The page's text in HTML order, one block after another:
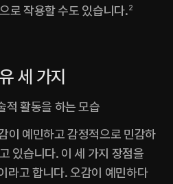
로 작용할 수도 있습니다.2
세 가지
이 예민하고 감정적으로 민감하
있습니다. 이 세 가지 장점을
라고 합니다. 오감이 예민하다